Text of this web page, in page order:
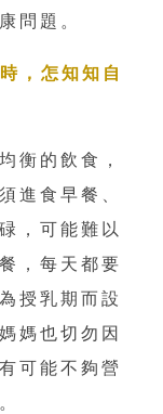
問題。
，怎知知自
衡的飲食，
進食早餐、
，可能難以
，每天都要
授乳期而設
媽也切勿因
可能不夠營
。